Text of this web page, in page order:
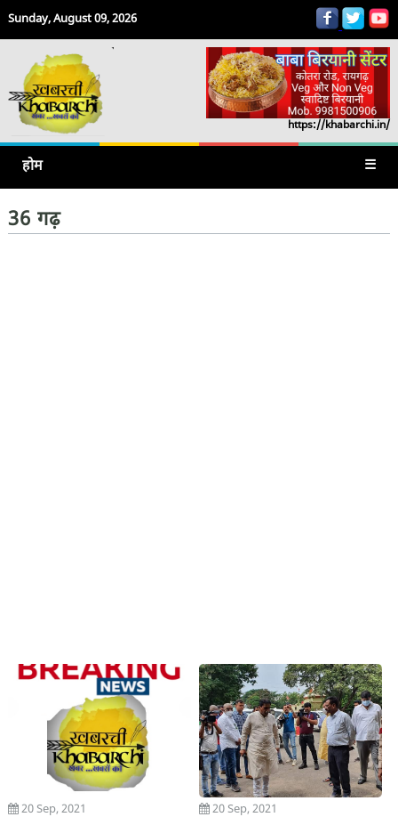
Sunday, August 09, 2026
https://khabarchi.in/
होम ☰
36 गढ़
20 Sep, 2021 20 Sep, 2021